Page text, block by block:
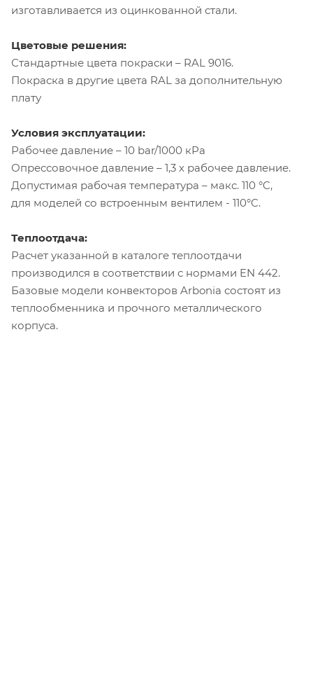
изготавливается из оцинкованной стали.
Цветовые решения:
Стандартные цвета покраски – RAL 9016.
Покраска в другие цвета RAL за дополнительную
плату
Условия эксплуатации:
Рабочее давление – 10 bar/1000 кРа
Опрессовочное давление – 1,3 х рабочее давление.
Допустимая рабочая температура – макс. 110 °C,
для моделей со встроенным вентилем - 110°C.
Теплоотдача:
Расчет указанной в каталоге теплоотдачи
производился в соответствии с нормами EN 442.
Базовые модели конвекторов Arbonia состоят из
теплообменника и прочного металлического
корпуса.